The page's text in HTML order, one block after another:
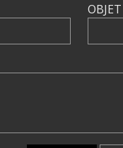
OBJET